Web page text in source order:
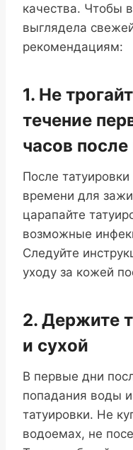
качества. Чтобы
выглядела
рекомендациям:
1. Не
течение
часов
После
времени для
царапайте
возможные
Следуйте
уходу за кожей
2. Держите
и сухой
В первые дни
попадания воды
татуировки. Не
водоемах, не